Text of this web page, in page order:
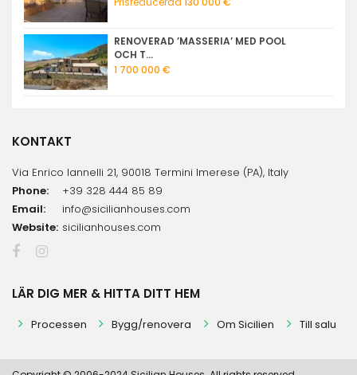
RENOVERAD ’MASSERIA’ MED POOL
OCH T...
1 700 000 €
KONTAKT
Via Enrico Iannelli 21, 90018 Termini Imerese (PA), Italy
Phone:
+39 328 444 85 89
Email:
info@sicilianhouses.com
Website: sicilianhouses.com
LÄR DIG MER & HITTA DITT HEM
Processen Bygg/renovera Om Sicilien Till salu